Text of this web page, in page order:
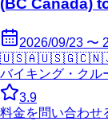
(BC Canada)
2026/09/23 〜
🇺🇸🇦🇺🇸🇬🇨🇳
バイキング・クル
3.9
料金を問い合わせ